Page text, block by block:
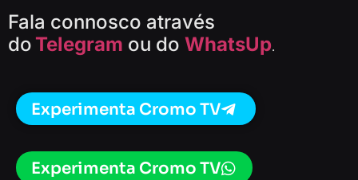
Fala connosco através
do Telegram ou do WhatsUp.
Experimenta Cromo TV
Experimenta Cromo TV